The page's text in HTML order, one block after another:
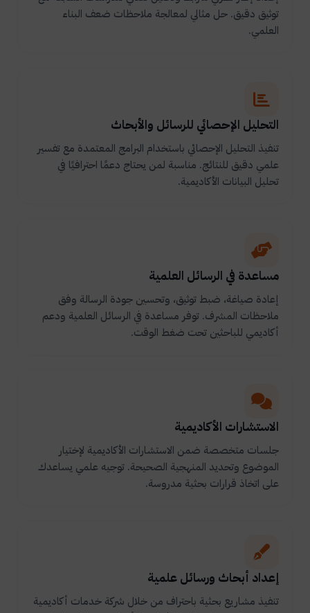
توثيق دقيق. حل مثالي لمعالجة ملاحظات ضعف البناء
العلمي.
التحليل الإحصائي للرسائل والأبحاث
تنفيذ التحليل الإحصائي باستخدام البرامج المعتمدة مع تفسير
علمي دقيق للنتائج. مناسبة لمن يحتاج دعمًا احترافيًا في
تحليل البيانات الأكاديمية.
مساعدة في الرسائل العلمية
إعادة صياغة، ضبط توثيق، وتحسين جودة الرسالة وفق
ملاحظات المشرف. توفر مساعدة في الرسائل العلمية ودعم
أكاديمي للباحثين تحت ضغط الوقت.
الاستشارات الأكاديمية
جلسات متخصصة ضمن الاستشارات الأكاديمية لإختيار
الموضوع وتحديد المنهجية الصحيحة. توجيه علمي يساعدك
على اتخاذ قرارات بحثية مدروسة.
إعداد أبحاث ورسائل علمية
تنفيذ مشاريع بحثية باحتراف من خلال شركة خدمات أكاديمية